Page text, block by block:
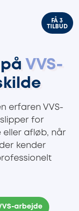
FÅ 3
TILBUD
VVS-
erfaren VVS-
for
eller afløb, når
kender
arbejde